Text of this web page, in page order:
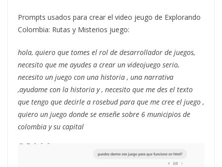
Prompts usados para crear el video jeugo de Explorando
Colombia: Rutas y Misterios juego:
hola, quiero que tomes el rol de desarrollador de juegos,
necesito que me ayudes a crear un videojuego serio,
necesito un juego con una historia , una narrativa
,ayudame con la historia y , necesito que me des el texto
que tengo que decirle a rosebud para que me cree el juego ,
quiero un juego donde se enseñe sobre 6 municipios de
colombia y su capital